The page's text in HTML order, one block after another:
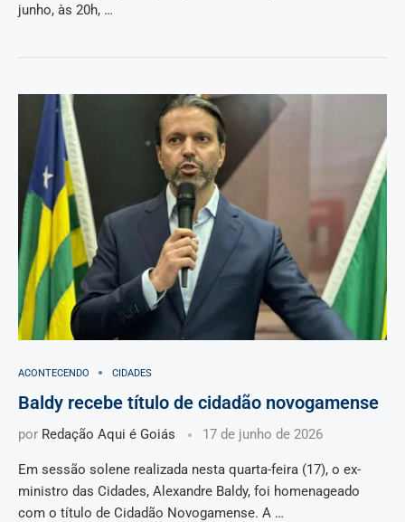
junho, às 20h, …
ACONTECENDO CIDADES
Baldy recebe título de cidadão novogamense
por Redação Aqui é Goiás 17 de junho de 2026
Em sessão solene realizada nesta quarta-feira (17), o ex-
ministro das Cidades, Alexandre Baldy, foi homenageado
com o título de Cidadão Novogamense. A …